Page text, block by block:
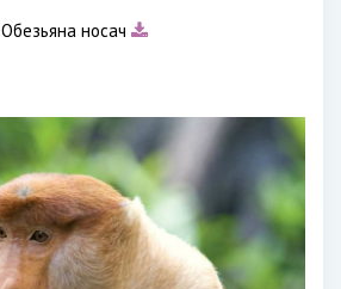
Обезьяна носач